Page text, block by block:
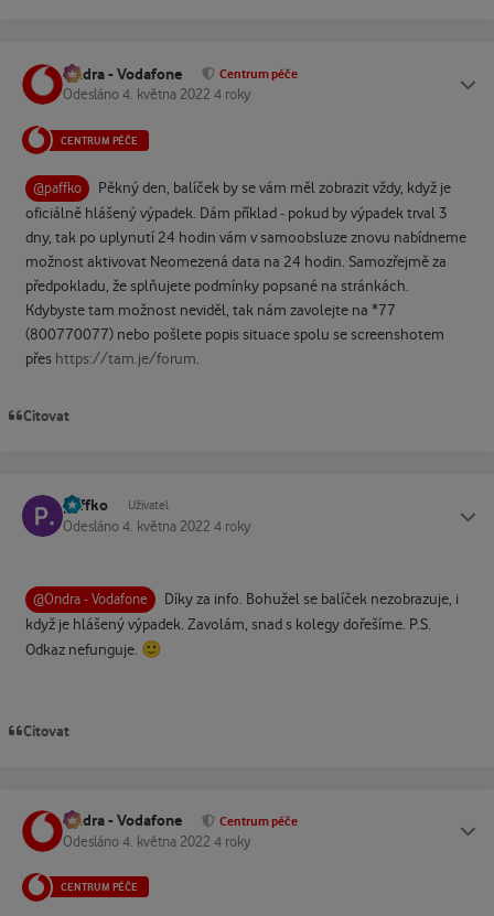
Ondra - Vodafone Centrum péče
Odesláno 4. května 2022 4 roky
CENTRUM PÉČE
@paffko
Pěkný den, balíček by se vám měl zobrazit vždy, když je
oficiálně hlášený výpadek. Dám příklad - pokud by výpadek trval 3
dny, tak po uplynutí 24 hodin vám v samoobsluze znovu nabídneme
možnost aktivovat Neomezená data na 24 hodin. Samozřejmě za
předpokladu, že splňujete podmínky popsané na stránkách.
Kdybyste tam možnost neviděl, tak nám zavolejte na *77
(800770077) nebo pošlete popis situace spolu se screenshotem
přes https://tam.je/forum.
Citovat
paffko Uživatel
Odesláno 4. května 2022 4 roky
@Ondra - Vodafone
Díky za info. Bohužel se balíček nezobrazuje, i
když je hlášený výpadek. Zavolám, snad s kolegy dořešíme. P.S.
Odkaz nefunguje. 🙂
Citovat
Ondra - Vodafone Centrum péče
Odesláno 4. května 2022 4 roky
CENTRUM PÉČE